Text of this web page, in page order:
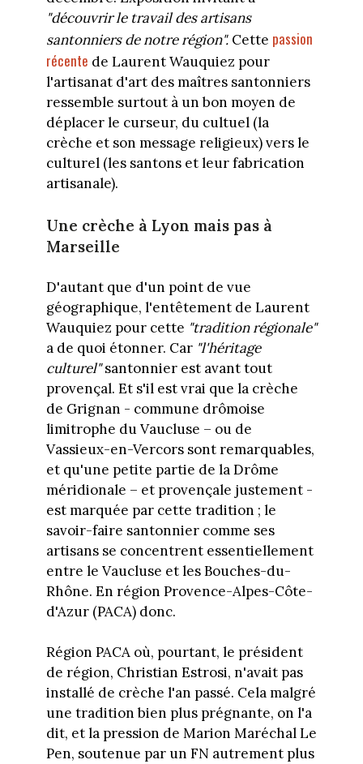
"découvrir le travail des artisans
santonniers de notre région". Cette passion
récente de Laurent Wauquiez pour
l'artisanat d'art des maîtres santonniers
ressemble surtout à un bon moyen de
déplacer le curseur, du cultuel (la
crèche et son message religieux) vers le
culturel (les santons et leur fabrication
artisanale).
Une crèche à Lyon mais pas à
Marseille
D'autant que d'un point de vue
géographique, l'entêtement de Laurent
Wauquiez pour cette "tradition régionale"
a de quoi étonner. Car "l'héritage
culturel"santonnier est avant tout
provençal. Et s'il est vrai que la crèche
de Grignan - commune drômoise
limitrophe du Vaucluse – ou de
Vassieux-en-Vercors sont remarquables,
et qu'une petite partie de la Drôme
méridionale – et provençale justement -
est marquée par cette tradition ; le
savoir-faire santonnier comme ses
artisans se concentrent essentiellement
entre le Vaucluse et les Bouches-du-
Rhône. En région Provence-Alpes-Côte-
d'Azur (PACA) donc.
Région PACA où, pourtant, le président
de région, Christian Estrosi, n'avait pas
installé de crèche l'an passé. Cela malgré
une tradition bien plus prégnante, on l'a
dit, et la pression de Marion Maréchal Le
Pen, soutenue par un FN autrement plus